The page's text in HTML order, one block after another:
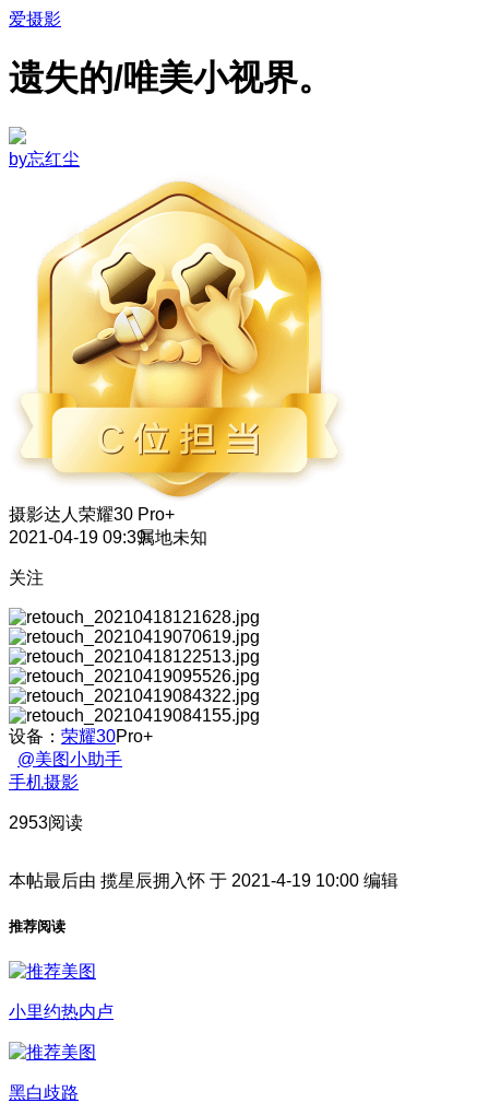
爱摄影
遗失的/唯美小视界。
by忘红尘
摄影达人 荣耀30 Pro+
2021-04-19 09:39属地未知
关注
设备： 荣耀30Pro+
@美图小助手
手机摄影
2953阅读
本帖最后由 揽星辰拥入怀 于 2021-4-19 10:00 编辑
推荐阅读
小里约热内卢
黑白歧路